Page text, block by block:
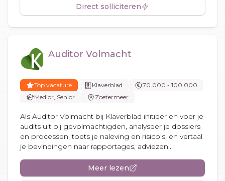
Direct solliciteren
Auditor Volmacht
Top vacature Klaverblad
70.000 - 100.000
Medior, Senior
Zoetermeer
Als Auditor Volmacht bij Klaverblad initieer en voer je
audits uit bij gevolmachtigden, analyseer je dossiers
en processen, toets je naleving en risico’s, en vertaal
je bevindingen naar rapportages, adviezen...
Meer lezen